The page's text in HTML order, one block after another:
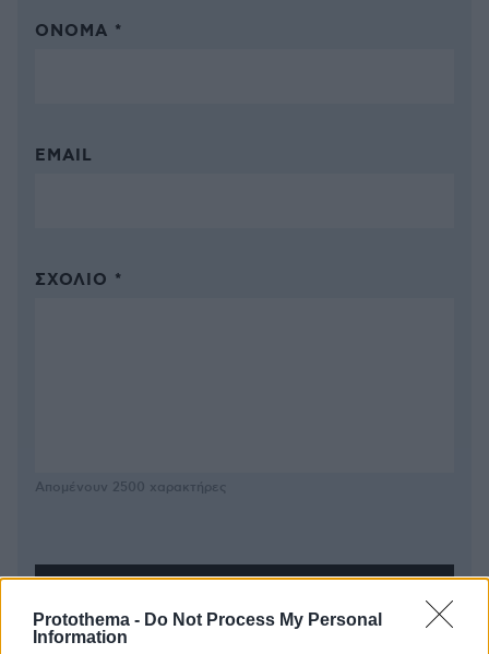
Protothema - Do Not Process My Personal
Information
ΌΝΟΜΑ *
EMAIL
ΣΧΌΛΙΟ *
Απομένουν 2500 χαρακτήρες